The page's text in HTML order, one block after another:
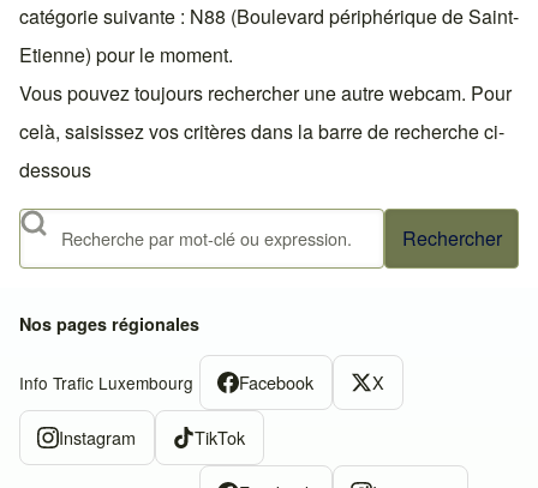
catégorie suivante : N88 (Boulevard périphérique de Saint-
Etienne) pour le moment.
Vous pouvez toujours rechercher une autre webcam. Pour
celà, saisissez vos critères dans la barre de recherche ci-
dessous
Rechercher
Nos pages régionales
Info Trafic Luxembourg Facebook X
Instagram TikTok